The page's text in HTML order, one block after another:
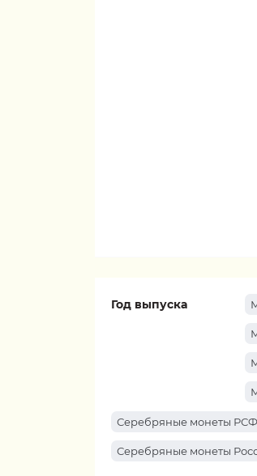
Год выпуска
Серебряные монеты
Серебряные монеты